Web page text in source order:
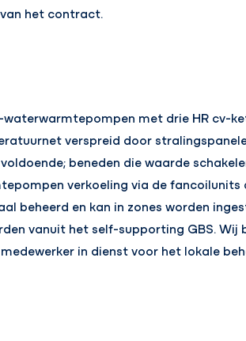
het contract.
met drie HR cv-
verspreid door
beneden die waarde
verkoeling via de fancoilunits
beheerd en kan in zones worden
vanuit het self-supporting GBS. Wij
in dienst voor het lokale